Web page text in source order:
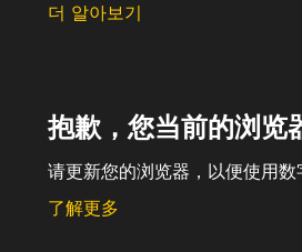
더 알아보기
抱歉，您当前的浏览
请更新您的浏览器，以便使用数
了解更多